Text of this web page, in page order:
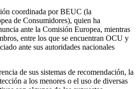
coordinada por BEUC (la
de Consumidores), quien ha
ante la Comisión Europea, mientras
entre los que se encuentran OCU y
ante sus autoridades nacionales
de sus sistemas de recomendación, la
a los menores o el uso de diversas